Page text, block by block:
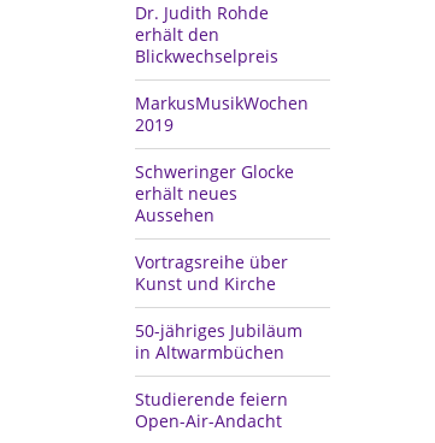
Dr. Judith Rohde
erhält den
Blickwechselpreis
MarkusMusikWochen
2019
Schweringer Glocke
erhält neues
Aussehen
Vortragsreihe über
Kunst und Kirche
50-jähriges Jubiläum
in Altwarmbüchen
Studierende feiern
Open-Air-Andacht